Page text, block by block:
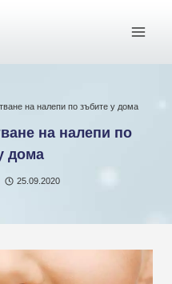
на налепи по зъбите у дома
на налепи по
дома
25.09.2020